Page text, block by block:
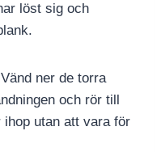
löst sig och
ner de torra
och rör till
utan att vara för